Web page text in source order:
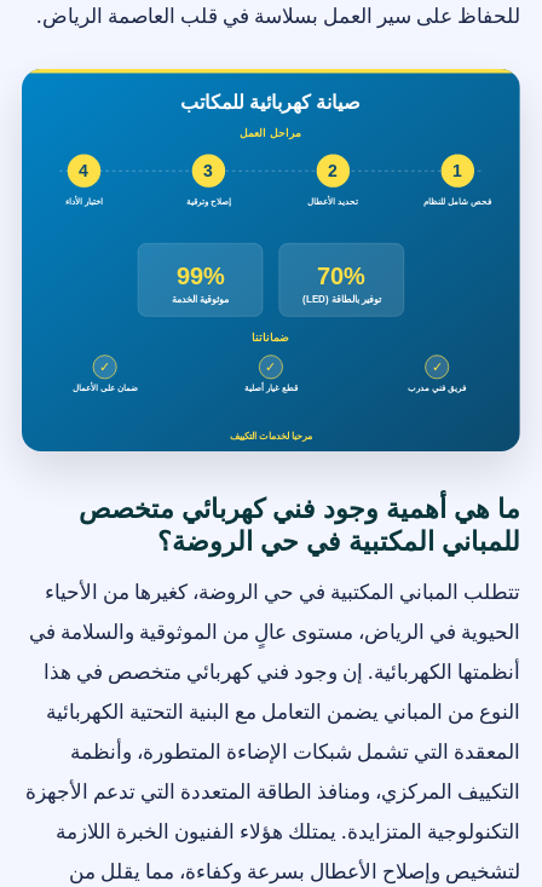
للحفاظ على سير العمل بسلاسة في قلب العاصمة الرياض.
ما هي أهمية وجود فني كهربائي متخصص
للمباني المكتبية في حي الروضة؟
تتطلب المباني المكتبية في حي الروضة، كغيرها من الأحياء
الحيوية في الرياض، مستوى عالٍ من الموثوقية والسلامة في
أنظمتها الكهربائية. إن وجود فني كهربائي متخصص في هذا
النوع من المباني يضمن التعامل مع البنية التحتية الكهربائية
المعقدة التي تشمل شبكات الإضاءة المتطورة، وأنظمة
التكييف المركزي، ومنافذ الطاقة المتعددة التي تدعم الأجهزة
التكنولوجية المتزايدة. يمتلك هؤلاء الفنيون الخبرة اللازمة
لتشخيص وإصلاح الأعطال بسرعة وكفاءة، مما يقلل من